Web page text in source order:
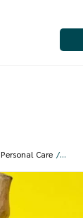
Personal Care /